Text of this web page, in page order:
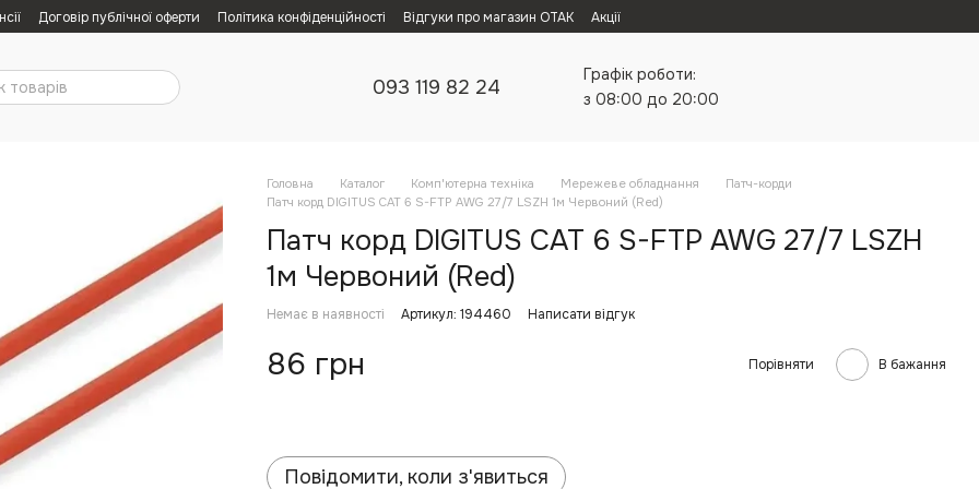
Договір публічної оферти Політика конфіденційності Відгуки про магазин ОТАК Акції
093 119 82 24
Графік роботи:
з 08:00 до 20:00
Головна Каталог Комп'ютерна техніка Мережеве обладнання
Патч-корди
Патч корд DIGITUS CAT 6 S-FTP AWG 27/7 LSZH 1м Червоний (Red)
Патч корд DIGITUS CAT 6 S-FTP AWG 27/7 LSZH
1м Червоний (Red)
Немає в наявності Артикул: 194460 Написати відгук
86 грн Порівняти В бажання
Повідомити, коли з'явиться